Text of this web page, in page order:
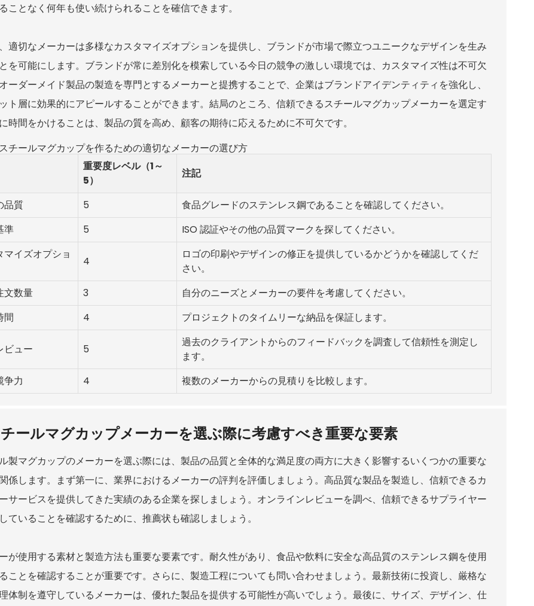
ことなく何年も使い続けられることを確信できます。
適切なメーカーは多様なカスタマイズオプションを提供し、ブランドが市場で際立つユニークなデザインを生み
を可能にします。ブランドが常に差別化を模索している今日の競争の激しい環境では、カスタマイズ性は不可欠
ーダーメイド製品の製造を専門とするメーカーと提携することで、企業はブランドアイデンティティを強化し、
ト層に効果的にアピールすることができます。結局のところ、信頼できるスチールマグカップメーカーを選定す
時間をかけることは、製品の質を高め、顧客の期待に応えるために不可欠です。
チールマグカップを作るための適切なメーカーの選び方
重要度レベル（1～
5）
注記
品質 5
食品グレードのステンレス鋼であることを確認してください。
準
5
ISO 認証やその他の品質マークを探してください。
マイズオプショ
4
ロゴの印刷やデザインの修正を提供しているかどうかを確認してくだ
さい。
文数量
3
自分のニーズとメーカーの要件を考慮してください。
間
4 プロジェクトのタイムリーな納品を保証します。
ビュー 5
過去のクライアントからのフィードバックを調査して信頼性を測定し
ます。
争力
4 複数のメーカーからの見積りを比較します。
ールマグカップメーカーを選ぶ際に考慮すべき重要な要素
製マグカップのメーカーを選ぶ際には、製品の品質と全体的な満足度の両方に大きく影響するいくつかの重要な
係します。まず第一に、業界におけるメーカーの評判を評価しましょう。高品質な製品を製造し、信頼できるカ
サービスを提供してきた実績のある企業を探しましょう。オンラインレビューを調べ、信頼できるサプライヤー
ていることを確認するために、推薦状も確認しましょう。
が使用する素材と製造方法も重要な要素です。耐久性があり、食品や飲料に安全な高品質のステンレス鋼を使用
ことを確認することが重要です。さらに、製造工程についても問い合わせましょう。最新技術に投資し、厳格な
体制を遵守しているメーカーは、優れた製品を提供する可能性が高いでしょう。最後に、サイズ、デザイン、仕